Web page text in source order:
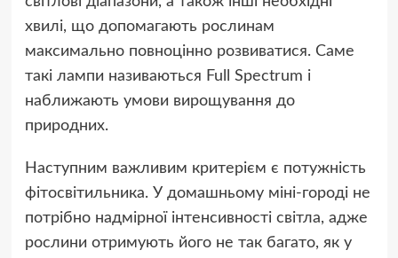
хвилі, що допомагають рослинам
максимально повноцінно розвиватися. Саме
такі лампи називаються Full Spectrum і
наближають умови вирощування до
природних.
Наступним важливим критерієм є потужність
фітосвітильника. У домашньому міні-городі не
потрібно надмірної інтенсивності світла, адже
рослини отримують його не так багато, як у